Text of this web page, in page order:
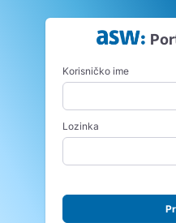
Korisničko ime
Lozinka
Unesi